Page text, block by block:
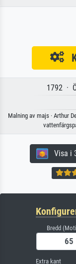
1792 ·
Malning av majs · Arthur
Visa i
Bredd
Extra kant